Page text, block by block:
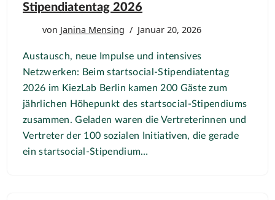
Stipendiatentag 2026
von Janina Mensing Januar 20, 2026
Austausch, neue Impulse und intensives
Netzwerken: Beim startsocial-Stipendiatentag
2026 im KiezLab Berlin kamen 200 Gäste zum
jährlichen Höhepunkt des startsocial-Stipendiums
zusammen. Geladen waren die Vertreterinnen und
Vertreter der 100 sozialen Initiativen, die gerade
ein startsocial-Stipendium…